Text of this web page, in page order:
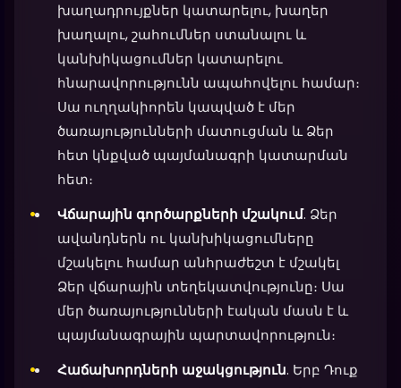
խաղադրույքներ կատարելու, խաղեր
խաղալու, շահումներ ստանալու և
կանխիկացումներ կատարելու
հնարավորությունն ապահովելու համար։
Սա ուղղակիորեն կապված է մեր
ծառայությունների մատուցման և Ձեր
հետ կնքված պայմանագրի կատարման
հետ։
Վճարային գործարքների մշակում. Ձեր
ավանդներն ու կանխիկացումները
մշակելու համար անհրաժեշտ է մշակել
Ձեր վճարային տեղեկատվությունը։ Սա
մեր ծառայությունների էական մասն է և
պայմանագրային պարտավորություն։
Հաճախորդների աջակցություն. Երբ Դուք